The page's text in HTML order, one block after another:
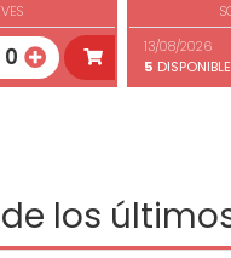
0
13/08/2026
5
los